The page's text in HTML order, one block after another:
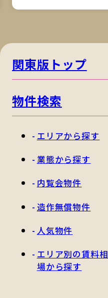
関東版トップ
物件検索
エリアから探す
業態から探す
内覧会物件
造作無償物件
人気物件
エリア別の賃料相
場から探す